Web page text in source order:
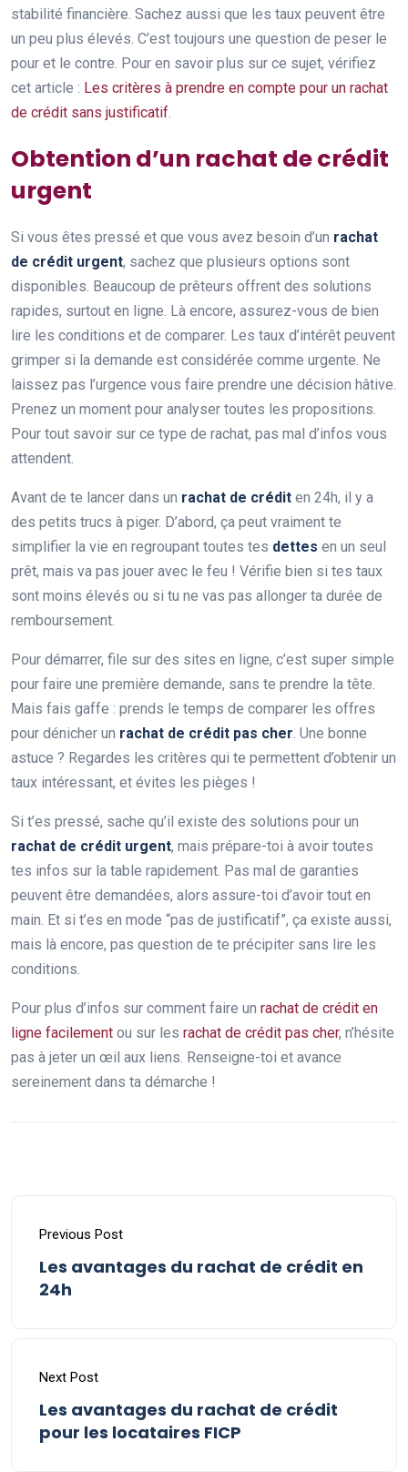
stabilité financière. Sachez aussi que les taux peuvent être
un peu plus élevés. C’est toujours une question de peser le
pour et le contre. Pour en savoir plus sur ce sujet, vérifiez
cet article : Les critères à prendre en compte pour un rachat
de crédit sans justificatif.
Obtention d’un rachat de crédit
urgent
Si vous êtes pressé et que vous avez besoin d’un rachat
de crédit urgent, sachez que plusieurs options sont
disponibles. Beaucoup de prêteurs offrent des solutions
rapides, surtout en ligne. Là encore, assurez-vous de bien
lire les conditions et de comparer. Les taux d’intérêt peuvent
grimper si la demande est considérée comme urgente. Ne
laissez pas l’urgence vous faire prendre une décision hâtive.
Prenez un moment pour analyser toutes les propositions.
Pour tout savoir sur ce type de rachat, pas mal d’infos vous
attendent.
Avant de te lancer dans un rachat de crédit en 24h, il y a
des petits trucs à piger. D’abord, ça peut vraiment te
simplifier la vie en regroupant toutes tes dettes en un seul
prêt, mais va pas jouer avec le feu ! Vérifie bien si tes taux
sont moins élevés ou si tu ne vas pas allonger ta durée de
remboursement.
Pour démarrer, file sur des sites en ligne, c’est super simple
pour faire une première demande, sans te prendre la tête.
Mais fais gaffe : prends le temps de comparer les offres
pour dénicher un rachat de crédit pas cher. Une bonne
astuce ? Regardes les critères qui te permettent d’obtenir un
taux intéressant, et évites les pièges !
Si t’es pressé, sache qu’il existe des solutions pour un
rachat de crédit urgent, mais prépare-toi à avoir toutes
tes infos sur la table rapidement. Pas mal de garanties
peuvent être demandées, alors assure-toi d’avoir tout en
main. Et si t’es en mode “pas de justificatif”, ça existe aussi,
mais là encore, pas question de te précipiter sans lire les
conditions.
Pour plus d’infos sur comment faire un rachat de crédit en
ligne facilement ou sur les rachat de crédit pas cher, n’hésite
pas à jeter un œil aux liens. Renseigne-toi et avance
sereinement dans ta démarche !
Previous Post
Les avantages du rachat de crédit en
24h
Next Post
Les avantages du rachat de crédit
pour les locataires FICP